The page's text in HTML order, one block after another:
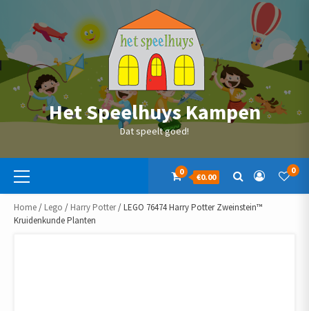
Het Speelhuys Kampen
Dat speelt goed!
Primaire
menu
0
€0.00
0
Home/ Lego / Harry Potter/ LEGO 76474 Harry Potter Zweinstein™
Kruidenkunde Planten